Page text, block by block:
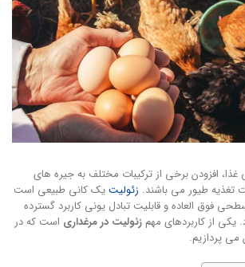
غذا، افزودن برخی از ترکیبات مختلف به جیره های
تغذیه طیور می باشند. زئولیتیک کانی طبیعی است
فوق العاده و قابلیت تبادل یونی کاربرد گسترده
یکی از کاربردهای مهم زئولیت در مرغداری است که در
می پردازیم.